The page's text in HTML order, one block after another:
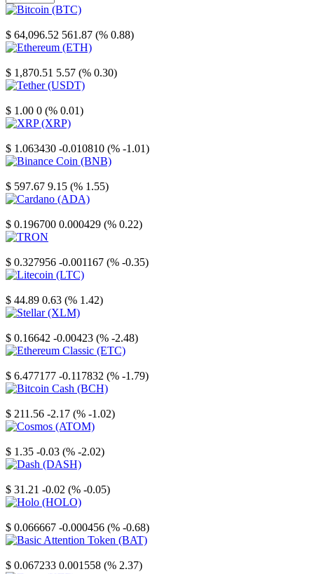
$ 64,096.52 561.87 (% 0.88)
$ 1,870.51 5.57 (% 0.30)
$ 1.00 0 (% 0.01)
$ 1.063430 -0.010810 (% -1.01)
$ 597.67 9.15 (% 1.55)
$ 0.196700 0.000429 (% 0.22)
$ 0.327956 -0.001167 (% -0.35)
$ 44.89 0.63 (% 1.42)
$ 0.16642 -0.00423 (% -2.48)
$ 6.477177 -0.117832 (% -1.79)
$ 211.56 -2.17 (% -1.02)
$ 1.35 -0.03 (% -2.02)
$ 31.21 -0.02 (% -0.05)
$ 0.066667 -0.000456 (% -0.68)
$ 0.067233 0.001558 (% 2.37)